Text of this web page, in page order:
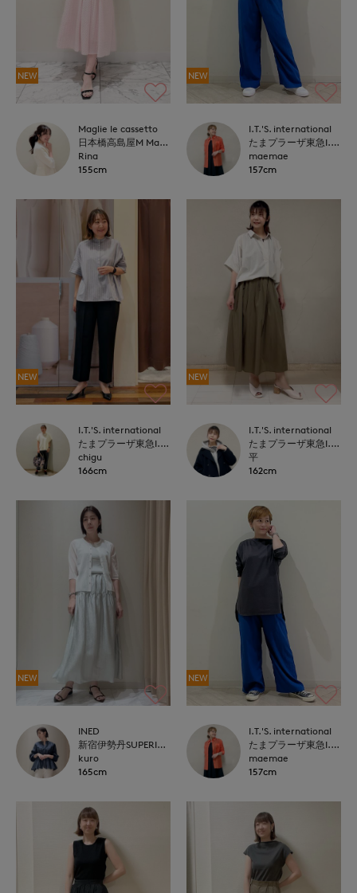
NEW
Maglie le cassetto
日本橋高島屋M Maglie le cassetto
Rina
155cm
NEW
I.T.'S. international
たまプラーザ東急I.T.'S.international
maemae
157cm
NEW
I.T.'S. international
たまプラーザ東急I.T.'S.international
chigu
166cm
NEW
I.T.'S. international
たまプラーザ東急I.T.'S.international
平
162cm
NEW
INED
新宿伊勢丹SUPERIOR CLOSET
kuro
165cm
NEW
I.T.'S. international
たまプラーザ東急I.T.'S.international
maemae
157cm